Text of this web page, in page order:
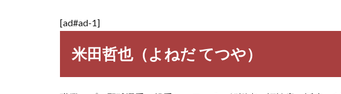
[ad#ad-1]
米田哲也（よねだ てつや）